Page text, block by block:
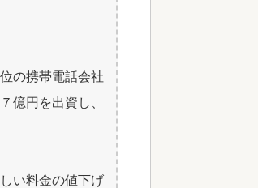
の携帯電話会社
億円を出資し、
い料金の値下げ